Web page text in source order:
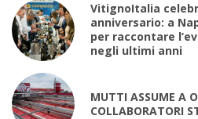
VitignoItalia
anniversario: a
per raccontare
negli ultimi anni
MUTTI ASSUME A
COLLABORATORI